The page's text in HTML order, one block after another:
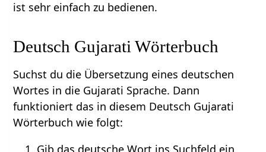
ist sehr einfach zu bedienen.
Deutsch Gujarati Wörterbuch
Suchst du die Übersetzung eines deutschen
Wortes in die Gujarati Sprache. Dann
funktioniert das in diesem Deutsch Gujarati
Wörterbuch wie folgt:
Gib das deutsche Wort ins Suchfeld ein,